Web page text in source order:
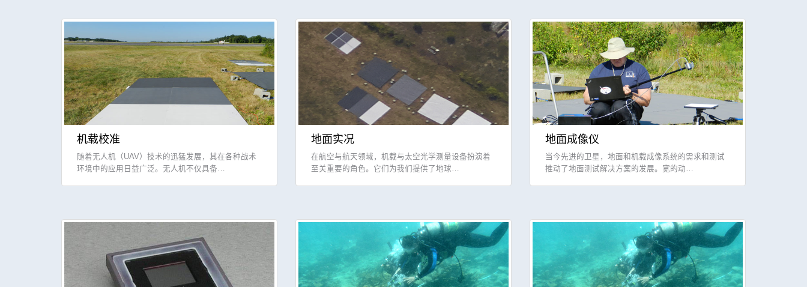
机载校准
随着无人机（UAV）技术的迅猛发展，其在各种战术
环境中的应用日益广泛。无人机不仅具备…
地面实况
在航空与航天领域，机载与太空光学测量设备扮演着
至关重要的角色。它们为我们提供了地球…
地面成像仪
当今先进的卫星，地面和机载成像系统的需求和测试
推动了地面测试解决方案的发展。宽的动…